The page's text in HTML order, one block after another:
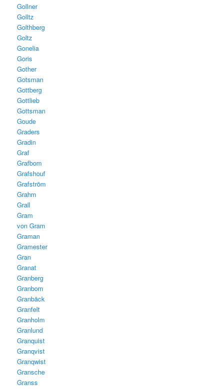
Gollner
Golltz
Golthberg
Goltz
Gonelia
Goris
Gother
Gotsman
Gottberg
Gottlieb
Gottsman
Goude
Graders
Gradin
Graf
Grafbom
Grafshouf
Grafström
Grahm
Grall
Gram
von Gram
Graman
Gramester
Gran
Granat
Granberg
Granbom
Granbäck
Granfelt
Granholm
Granlund
Granquist
Granqvist
Granqwist
Gransche
Granss